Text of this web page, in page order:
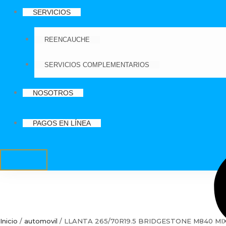
SERVICIOS
REENCAUCHE
SERVICIOS COMPLEMENTARIOS
NOSOTROS
PAGOS EN LÍNEA
Inicio / automovil / LLANTA 265/70R19.5 BRIDGESTONE M840